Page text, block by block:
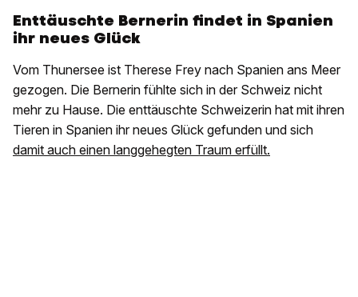
Enttäuschte Bernerin findet in Spanien
ihr neues Glück
Vom Thunersee ist Therese Frey nach Spanien ans Meer
gezogen. Die Bernerin fühlte sich in der Schweiz nicht
mehr zu Hause. Die enttäuschte Schweizerin hat mit ihren
Tieren in Spanien ihr neues Glück gefunden und sich
damit auch einen langgehegten Traum erfüllt.